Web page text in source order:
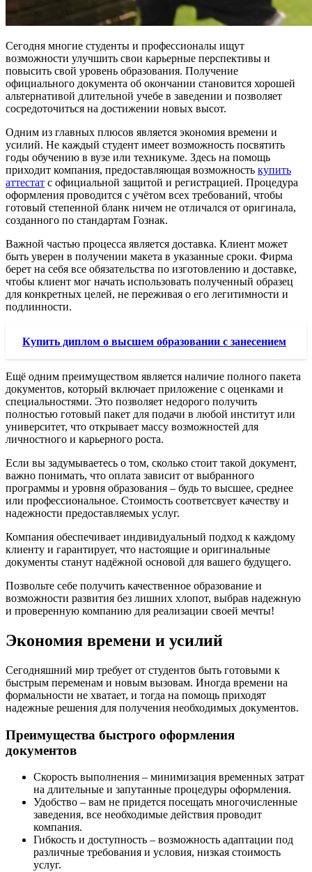
Сегодня многие студенты и профессионалы ищут
возможности улучшить свои карьерные перспективы и
повысить свой уровень образования. Получение
официального документа об окончании становится хорошей
альтернативой длительной учебе в заведении и позволяет
сосредоточиться на достижении новых высот.
Одним из главных плюсов является экономия времени и
усилий. Не каждый студент имеет возможность посвятить
годы обучению в вузе или техникуме. Здесь на помощь
приходит компания, предоставляющая возможность купить
аттестат с официальной защитой и регистрацией. Процедура
оформления проводится с учётом всех требований, чтобы
готовый степенной бланк ничем не отличался от оригинала,
созданного по стандартам Гознак.
Важной частью процесса является доставка. Клиент может
быть уверен в получении макета в указанные сроки. Фирма
берет на себя все обязательства по изготовлению и доставке,
чтобы клиент мог начать использовать полученный образец
для конкретных целей, не переживая о его легитимности и
подлинности.
Купить диплом о высшем образовании с занесением
Ещё одним преимуществом является наличие полного пакета
документов, который включает приложение с оценками и
специальностями. Это позволяет недорого получить
полностью готовый пакет для подачи в любой институт или
университет, что открывает массу возможностей для
личностного и карьерного роста.
Если вы задумываетесь о том, сколько стоит такой документ,
важно понимать, что оплата зависит от выбранного
программы и уровня образования – будь то высшее, среднее
или профессиональное. Стоимость соответсвует качеству и
надежности предоставляемых услуг.
Компания обеспечивает индивидуальный подход к каждому
клиенту и гарантирует, что настоящие и оригинальные
документы станут надёжной основой для вашего будущего.
Позвольте себе получить качественное образование и
возможности развития без лишних хлопот, выбрав надежную
и проверенную компанию для реализации своей мечты!
Экономия времени и усилий
Сегодняшний мир требует от студентов быть готовыми к
быстрым переменам и новым вызовам. Иногда времени на
формальности не хватает, и тогда на помощь приходят
надежные решения для получения необходимых документов.
Преимущества быстрого оформления
документов
Скорость выполнения – минимизация временных затрат
на длительные и запутанные процедуры оформления.
Удобство – вам не придется посещать многочисленные
заведения, все необходимые действия проводит
компания.
Гибкость и доступность – возможность адаптации под
различные требования и условия, низкая стоимость
услуг.